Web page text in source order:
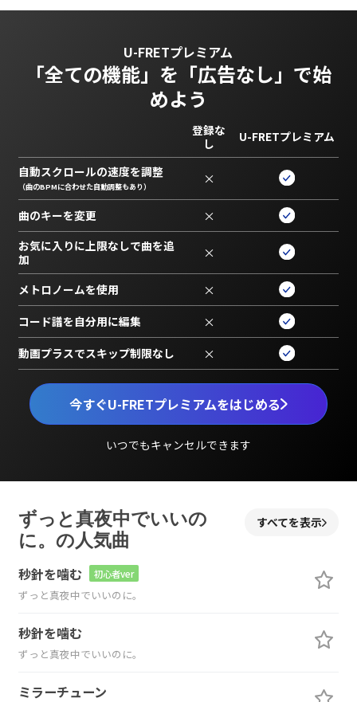
U-FRETプレミアム
「全ての機能」を 「広告なし」で始
めよう
今すぐU-FRETプレミアムをはじめる
いつでもキャンセルできます
登録な
し
U-FRETプレミアム
自動スクロールの速度を調整
（曲のBPMに合わせた自動調整もあり） ×
曲のキーを変更 ×
お気に入りに上限なしで曲を追
加
×
メトロノームを使用 ×
コード譜を自分用に編集 ×
動画プラスでスキップ制限なし ×
ずっと真夜中でいいの
に。の人気曲
すべてを表示
秒針を噛む 初心者ver
ずっと真夜中でいいのに。
秒針を噛む
ずっと真夜中でいいのに。
ミラーチューン